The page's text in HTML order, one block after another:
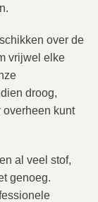
over de
vrijwel elke
droog,
overheen kunt
al veel stof,
genoeg.